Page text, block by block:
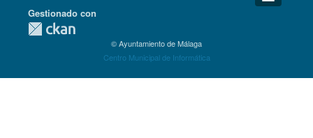
Detalles Técnicos
Gestionado con
© Ayuntamiento de Málaga
Centro Municipal de Informática